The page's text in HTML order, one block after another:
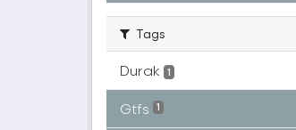
Tags
Durak 1
Gtfs 1